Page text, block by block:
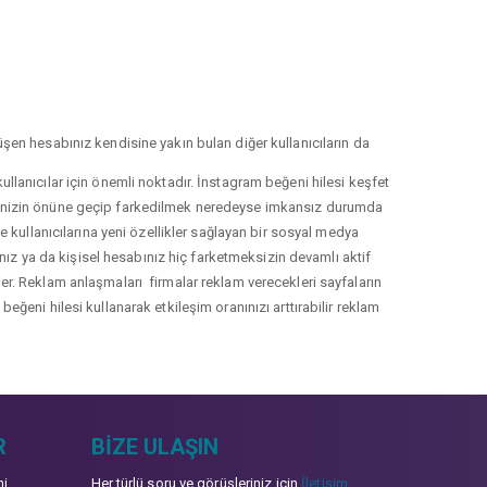
hesabınız kendisine yakın bulan diğer kullanıcıların da
için önemli noktadır. İnstagram beğeni hilesi keşfet
önüne geçip farkedilmek neredeyse imkansız durumda
yeni özellikler sağlayan bir sosyal medya
ya da kişisel hesabınız hiç farketmeksizin devamlı aktif
Reklam anlaşmaları firmalar reklam verecekleri sayfaların
hilesi kullanarak etkileşim oranınızı arttırabilir reklam
BIZE ULAŞIN
Her türlü soru ve görüşleriniz için İletişim